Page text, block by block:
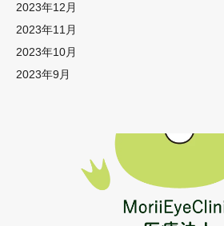
2023年12月
2023年11月
2023年10月
2023年9月